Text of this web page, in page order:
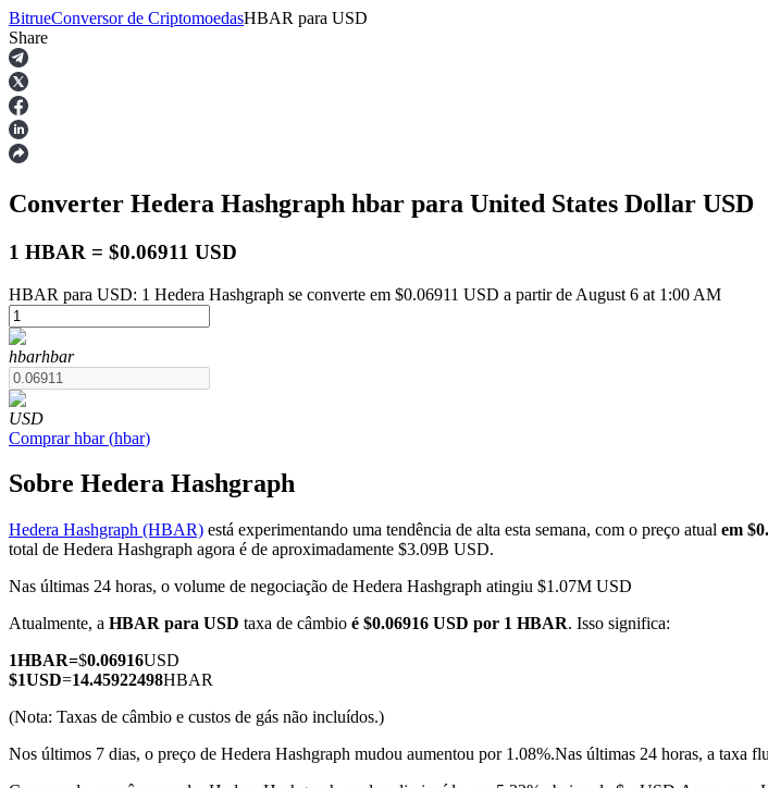
Futuros
Futuros de USDT
Futuros usando USDT como garantia
Futuros COIN-M
Futuros de criptomoeda
BitrueConversor de CriptomoedasHBAR para USD
Share
Converter Hedera Hashgraph hbar para United States Dollar USD
1 HBAR = $0.06911 USD
HBAR para USD: 1 Hedera Hashgraph se converte em $0.06911 USD a partir de August 6 at 1:00 AM
hbarhbar
USD
Comprar hbar(hbar)
Sobre Hedera Hashgraph
Hedera Hashgraph (HBAR) está experimentando uma tendência de alta esta semana, com o preço atual em
total de Hedera Hashgraph agora é de aproximadamente $3.09B USD.
Nas últimas 24 horas, o volume de negociação de Hedera Hashgraph atingiu $1.07M USD
Atualmente, a HBAR para USD taxa de câmbio é $0.06916 USD por 1 HBAR. Isso significa:
1HBAR=$0.06916USD
$1USD=14.45922498HBAR
(Nota: Taxas de câmbio e custos de gás não incluídos.)
Nos últimos 7 dias, o preço de Hedera Hashgraph mudou aumentou por 1.08%.Nas últimas 24 horas, a taxa